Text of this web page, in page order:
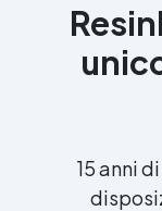
15 anni